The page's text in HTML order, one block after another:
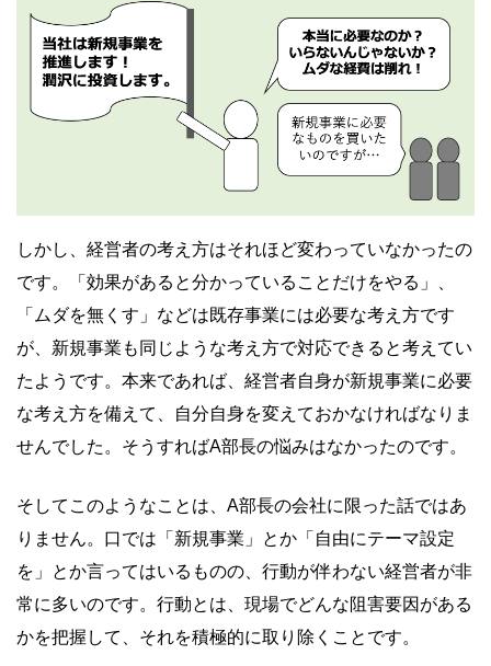
しかし、経営者の考え方はそれほど変わっていなかったの
です。「効果があると分かっていることだけをやる」、
「ムダを無くす」などは既存事業には必要な考え方です
が、新規事業も同じような考え方で対応できると考えてい
たようです。本来であれば、経営者自身が新規事業に必要
な考え方を備えて、自分自身を変えておかなければなりま
せんでした。そうすればA部長の悩みはなかったのです。
そしてこのようなことは、A部長の会社に限った話ではあ
りません。口では「新規事業」とか「自由にテーマ設定
を」とか言ってはいるものの、行動が伴わない経営者が非
常に多いのです。行動とは、現場でどんな阻害要因がある
かを把握して、それを積極的に取り除くことです。